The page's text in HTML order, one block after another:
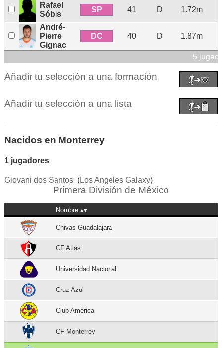
Rafael
Sóbis
SP 41 D 1.72m
André-
Pierre
Gignac
DC 40 D 1.87m
5
Añadir tu selección a una formación
Añadir tu selección a una lista
Nacidos en Monterrey
1 jugadores
Giovani dos Santos(Los Angeles Galaxy)
Primera División de México
Nombre
Chivas Guadalajara
CF Atlas
Universidad Nacional
Cruz Azul
Club América
CF Monterrey